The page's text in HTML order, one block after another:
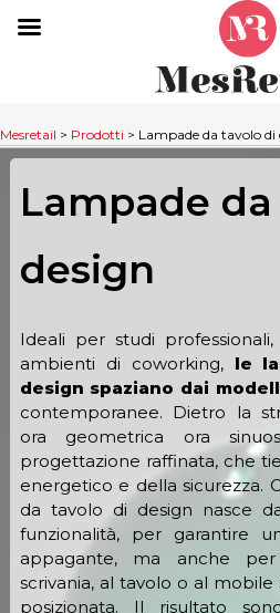
Mesretail > Prodotti > Lampade da tavolo di
Lampade
design
Ideali per studi
ambienti di coworking, le
design spaziano dai
contemporanee. Dietro la
ora geometrica ora
progettazione raffinata, che
energetico e della sicurezza.
da tavolo di design nasce
funzionalità, per garantire
appagante, ma anche
scrivania, al tavolo o al
posizionata. Il risultato